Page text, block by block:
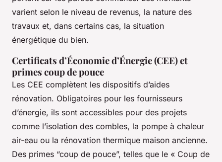
varient selon le niveau de revenus, la nature des
travaux et, dans certains cas, la situation
énergétique du bien.
Certificats d’Économie d’Énergie (CEE) et
primes coup de pouce
Les CEE complètent les dispositifs d’aides
rénovation. Obligatoires pour les fournisseurs
d’énergie, ils sont accessibles pour des projets
comme l’isolation des combles, la pompe à chaleur
air-eau ou la rénovation thermique maison ancienne.
Des primes “coup de pouce”, telles que le « Coup de